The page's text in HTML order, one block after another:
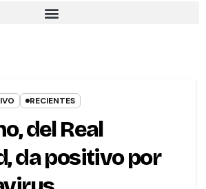
RECIENTES
del Real
da positivo por